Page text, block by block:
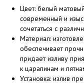
Цвет: белый
современный и
сочетаться с
Материал:
обеспечивает
придает изливу
к царапинам и
Установка: излив